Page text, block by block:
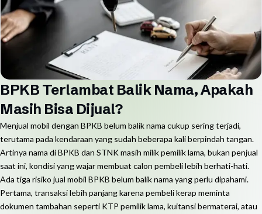
BPKB Terlambat Balik Nama, Apakah
Masih Bisa Dijual?
Menjual mobil dengan BPKB belum balik nama cukup sering terjadi,
terutama pada kendaraan yang sudah beberapa kali berpindah tangan.
Artinya nama di BPKB dan STNK masih milik pemilik lama, bukan penjual
saat ini, kondisi yang wajar membuat calon pembeli lebih berhati-hati.
Ada tiga risiko jual mobil BPKB belum balik nama yang perlu dipahami.
Pertama, transaksi lebih panjang karena pembeli kerap meminta
dokumen tambahan seperti KTP pemilik lama, kuitansi bermaterai, atau